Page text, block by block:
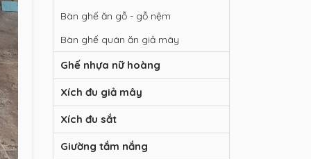
Bàn ghế ăn gỗ - gỗ nệm
Bàn ghế quán ăn giả mây
Ghế nhựa nữ hoàng
Xích đu giả mây
Xích đu sắt
Giường tắm nắng